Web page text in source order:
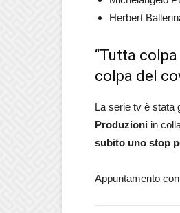
Herbert
“Tutta
colpa del
La serie tv è stata
Produzioni in
subito uno stop
Appuntamento